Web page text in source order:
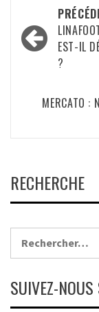
Navigation
d’article
EST-IL
?
MERCATO :
RECHERCHE
SUIVEZ-